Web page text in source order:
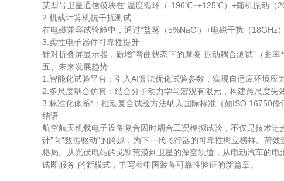
某型号卫星通信模块在“温度循环（-196℃~+125℃）+随机振动（
2.​机载计算机抗干扰测试​
在电磁兼容试验舱中，通过“盐雾（5%NaCl）+电磁干扰（18GHz
3.​柔性电子器件可靠性提升​
针对折叠屏显示器，新增“弯曲状态下的摩擦-振动耦合测试”（曲
五、未来发展趋势
1.​智能化试验平台​：引入AI算法优化试验参数，实现自适应环境应
2.​多尺度耦合仿真​：结合分子动力学与宏观有限元，构建跨尺度失
3.​标准化体系*​：推动复合试验方法纳入国际标准（如ISO 16750修
​结语​
航空航天机载电子设备复合因时耦合工况模拟试验，不仅是技术
计”向“数据驱动”的跨越，为下一代飞行器的可靠性树立榜样。荷
格局。从光伏电站的戈壁荒漠到卫星的深空轨道，从电动汽车的
试即服务”的新模式，书写着中国装备可靠性验证的新篇章。